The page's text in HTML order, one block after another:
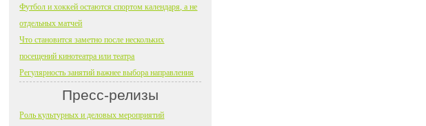
Футбол и хоккей остаются спортом календаря, а не
отдельных матчей
Что становится заметно после нескольких
посещений кинотеатра или театра
Регулярность занятий важнее выбора направления
Пресс-релизы
Роль культурных и деловых мероприятий